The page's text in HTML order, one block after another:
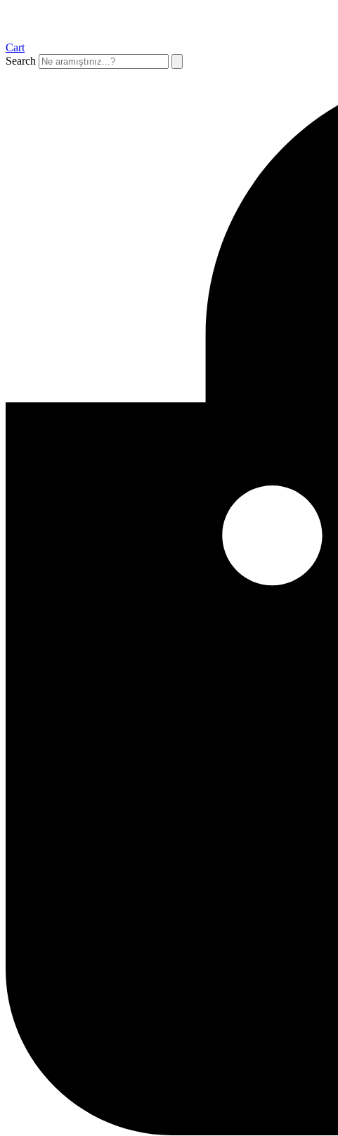
Cart
Search